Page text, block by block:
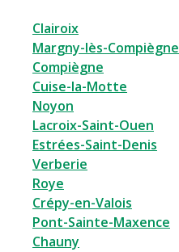
Clairoix
Margny-lès-Compiègne
Compiègne
Cuise-la-Motte
Noyon
Lacroix-Saint-Ouen
Estrées-Saint-Denis
Verberie
Roye
Crépy-en-Valois
Pont-Sainte-Maxence
Chauny